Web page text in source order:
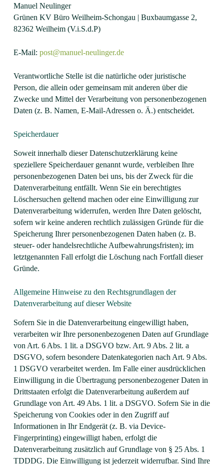
Manuel Neulinger
Grünen KV Büro Weilheim-Schongau | Buxbaumgasse 2,
82362 Weilheim (V.i.S.d.P)
E-Mail: post@manuel-neulinger.de
Verantwortliche Stelle ist die natürliche oder juristische
Person, die allein oder gemeinsam mit anderen über die
Zwecke und Mittel der Verarbeitung von personenbezogenen
Daten (z. B. Namen, E-Mail-Adressen o. Ä.) entscheidet.
Speicherdauer
Soweit innerhalb dieser Datenschutzerklärung keine
speziellere Speicherdauer genannt wurde, verbleiben Ihre
personenbezogenen Daten bei uns, bis der Zweck für die
Datenverarbeitung entfällt. Wenn Sie ein berechtigtes
Löschersuchen geltend machen oder eine Einwilligung zur
Datenverarbeitung widerrufen, werden Ihre Daten gelöscht,
sofern wir keine anderen rechtlich zulässigen Gründe für die
Speicherung Ihrer personenbezogenen Daten haben (z. B.
steuer- oder handelsrechtliche Aufbewahrungsfristen); im
letztgenannten Fall erfolgt die Löschung nach Fortfall dieser
Gründe.
Allgemeine Hinweise zu den Rechtsgrundlagen der
Datenverarbeitung auf dieser Website
Sofern Sie in die Datenverarbeitung eingewilligt haben,
verarbeiten wir Ihre personenbezogenen Daten auf Grundlage
von Art. 6 Abs. 1 lit. a DSGVO bzw. Art. 9 Abs. 2 lit. a
DSGVO, sofern besondere Datenkategorien nach Art. 9 Abs.
1 DSGVO verarbeitet werden. Im Falle einer ausdrücklichen
Einwilligung in die Übertragung personenbezogener Daten in
Drittstaaten erfolgt die Datenverarbeitung außerdem auf
Grundlage von Art. 49 Abs. 1 lit. a DSGVO. Sofern Sie in die
Speicherung von Cookies oder in den Zugriff auf
Informationen in Ihr Endgerät (z. B. via Device-
Fingerprinting) eingewilligt haben, erfolgt die
Datenverarbeitung zusätzlich auf Grundlage von § 25 Abs. 1
TDDDG. Die Einwilligung ist jederzeit widerrufbar. Sind Ihre